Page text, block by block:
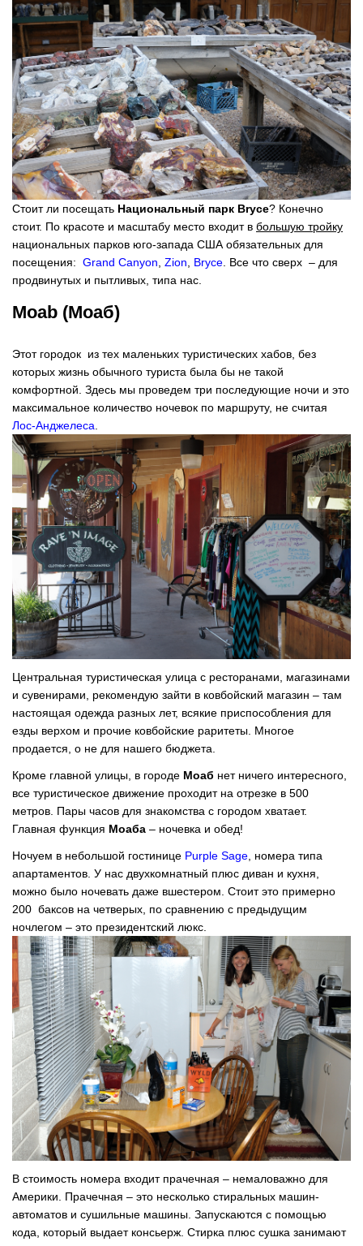
Стоит ли посещать Национальный парк Bryce? Конечно
стоит. По красоте и масштабу место входит в большую тройку
национальных парков юго-запада США обязательных для
посещения: Grand Canyon Zion Bryce . Все что сверх – для
продвинутых и пытливых, типа нас.
Moab (Моаб)
Этот городок из тех маленьких туристических хабов, без
которых жизнь обычного туриста была бы не такой
комфортной. Здесь мы проведем три последующие ночи и это
максимальное количество ночевок по маршруту, не считая
Лос-Анджелеса
Центральная туристическая улица с ресторанами, магазинами
и сувенирами, рекомендую зайти в ковбойский магазин – там
настоящая одежда разных лет, всякие приспособления для
езды верхом и прочие ковбойские раритеты. Многое
продается, о не для нашего бюджета.
Кроме главной улицы, в городе Моаб нет ничего интересного,
все туристическое движение проходит на отрезке в 500
метров. Пары часов для знакомства с городом хватает.
Главная функция Моаба – ночевка и обед!
Ночуем в небольшой гостинице Purple Sage , номера типа
апартаментов. У нас двухкомнатный плюс диван и кухня,
можно было ночевать даже вшестером. Стоит это примерно
200 баксов на четверых, по сравнению с предыдущим
ночлегом – это президентский люкс.
В стоимость номера входит прачечная – немаловажно для
Америки. Прачечная – это несколько стиральных машин-
автоматов и сушильные машины. Запускаются с помощью
кода, который выдает консьерж. Стирка плюс сушка занимают